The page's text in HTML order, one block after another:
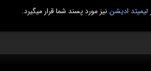
ادیشن نیز مورد پسند شما قرار میگیرد.